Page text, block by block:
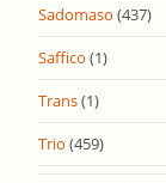
Sadomaso (437)
Saffico (1)
Trans(1)
Trio (459)